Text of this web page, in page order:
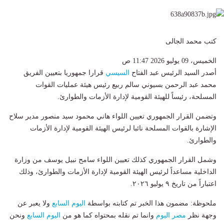
كتب محمد الجالى
الخميس، 09 يوليو 2026 11:47 ص
أصدر السيد الرئيس عبد الفتاح
السيسي قرارا جمهوريا بتعيين الفريق
محمد عبد الرحمن بسيوني سالم ربيع رئيس هيئة عمليات القوات
المسلحة، رئيساً للهيئة القومية لإدارة الأزمات والطوارئ.
وتضمن القرار الجمهوري تعيين اللواء هاني محمود سيد منصور مدير سلاح
الإشارة بالقوات المسلحة نائبا لرئيس الهيئة القومية لإدارة الأزمات
والطوارئ.
وشمل القرار الجمهوري كذلك تعيين اللواء سامح نبيل يوسف من وزارة
الداخلية مساعداً لرئيس الهيئة القومية لإدارة الأزمات والطوارئ، وذلك
اعتباراً من تاريخ ٩ يوليو ٢٠٢٦.
ملحوظة: مضمون هذا الخبر تم كتابته بواسطة اليوم السابع ولا يعبر عن
وجهة نظر مصر اليوم وانما تم نقله بمحتواه كما هو من اليوم السابع ونحن